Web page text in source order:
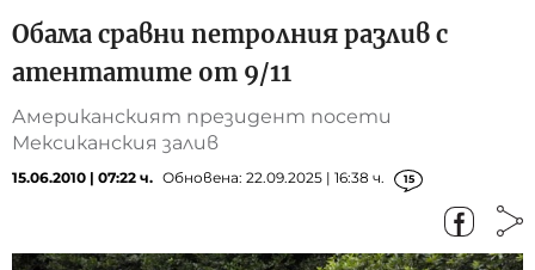
Обама сравни петролния разлив с
атентатите от 9/11
Американският президент посети
Мексиканския залив
15.06.2010 | 07:22 ч. Обновена: 22.09.2025 | 16:38 ч. 15